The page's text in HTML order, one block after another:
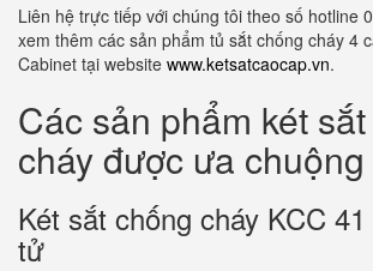
Liên hệ trực tiếp với chúng tôi theo số hotline
xem thêm các sản phẩm tủ sắt chống cháy 4
Cabinet tại website www.ketsatcaocap.vn.
Các sản phẩm két
cháy được ưa
Két sắt chống cháy KCC
tử